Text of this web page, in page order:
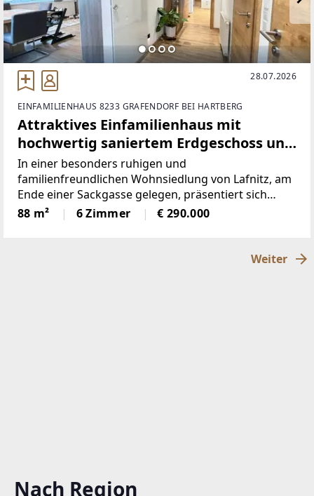
Nach Region
28.07.2026
EINFAMILIENHAUS 8233 GRAFENDORF BEI HARTBERG
Attraktives Einfamilienhaus mit
hochwertig saniertem Erdgeschoss und
zwei unabhängigen Eingängen in
ruhiger Wohnlage in Lafnitz
In einer besonders ruhigen und
familienfreundlichen Wohnsiedlung von Lafnitz, am
Ende einer Sackgasse gelegen, präsentiert sich
dieses gepflegte Einfamilienhaus mit zahlreichen
Nutzungsmöglichkeiten. Die Liegenschaft vereint
88 m² 6 Zimmer € 290.000
Weiter